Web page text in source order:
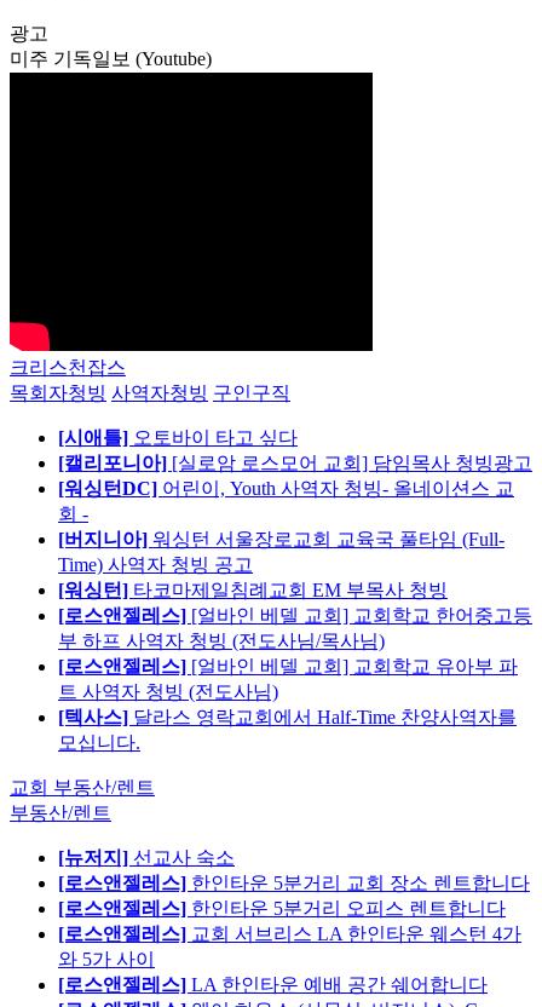
광고
미주 기독일보 (Youtube)
크리스천잡스
목회자청빙 사역자청빙 구인구직
[시애틀] 오토바이 타고 싶다
[캘리포니아] [실로암 로스모어 교회] 담임목사 청빙광고
[워싱턴DC] 어린이, Youth 사역자 청빙- 올네이션스 교
회 -
[버지니아] 워싱턴 서울장로교회 교육국 풀타임 (Full-
Time) 사역자 청빙 공고
[워싱턴] 타코마제일침례교회 EM 부목사 청빙
[로스앤젤레스] [얼바인 베델 교회] 교회학교 한어중고등
부 하프 사역자 청빙 (전도사님/목사님)
[로스앤젤레스] [얼바인 베델 교회] 교회학교 유아부 파
트 사역자 청빙 (전도사님)
[텍사스] 달라스 영락교회에서 Half-Time 찬양사역자를
모십니다.
교회 부동산/렌트
부동산/렌트
[뉴저지] 선교사 숙소
[로스앤젤레스] 한인타운 5분거리 교회 장소 렌트합니다
[로스앤젤레스] 한인타운 5분거리 오피스 렌트합니다
[로스앤젤레스] 교회 서브리스 LA 한인타운 웨스턴 4가
와 5가 사이
[로스앤젤레스] LA 한인타운 예배 공간 쉐어합니다